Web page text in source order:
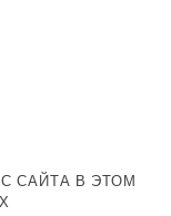
САЙТА В ЭТОМ